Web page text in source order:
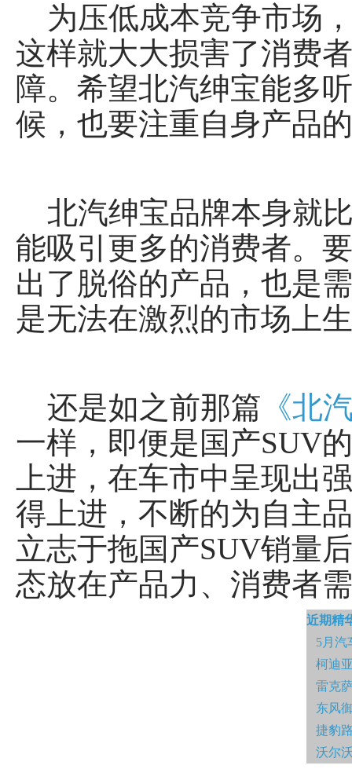
为压低成本竞争市场
这样就大大损害了消费
障。希望北汽绅宝能多
候，也要注重自身产品
北汽绅宝品牌本身就
能吸引更多的消费者。
出了脱俗的产品，也是
是无法在激烈的市场上
还是如之前那篇 《北
一样，即便是国产SUV
上进，在车市中呈现出
得上进，不断的为自主
立志于拖国产SUV销量
态放在产品力、消费者
近期精
5月汽
柯迪
雷克
东风
捷豹
沃尔